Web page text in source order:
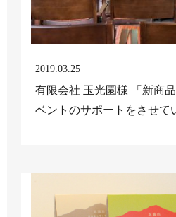
2019.03.25
有限会社 玉光園様 「新商
ベントのサポートをさせて